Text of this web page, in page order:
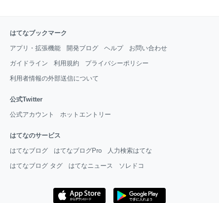
はてなブックマーク
アプリ・拡張機能 開発ブログ ヘルプ お問い合わせ
ガイドライン 利用規約 プライバシーポリシー
利用者情報の外部送信について
公式Twitter
公式アカウント ホットエントリー
はてなのサービス
はてなブログ はてなブログPro 人力検索はてな
はてなブログ タグ はてなニュース ソレドコ